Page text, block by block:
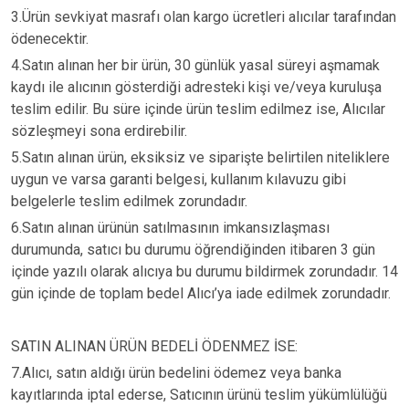
3.Ürün sevkiyat masrafı olan kargo ücretleri alıcılar tarafından
ödenecektir.
4.Satın alınan her bir ürün, 30 günlük yasal süreyi aşmamak
kaydı ile alıcının gösterdiği adresteki kişi ve/veya kuruluşa
teslim edilir. Bu süre içinde ürün teslim edilmez ise, Alıcılar
sözleşmeyi sona erdirebilir.
5.Satın alınan ürün, eksiksiz ve siparişte belirtilen niteliklere
uygun ve varsa garanti belgesi, kullanım kılavuzu gibi
belgelerle teslim edilmek zorundadır.
6.Satın alınan ürünün satılmasının imkansızlaşması
durumunda, satıcı bu durumu öğrendiğinden itibaren 3 gün
içinde yazılı olarak alıcıya bu durumu bildirmek zorundadır. 14
gün içinde de toplam bedel Alıcı’ya iade edilmek zorundadır.
SATIN ALINAN ÜRÜN BEDELİ ÖDENMEZ İSE:
7.Alıcı, satın aldığı ürün bedelini ödemez veya banka
kayıtlarında iptal ederse, Satıcının ürünü teslim yükümlülüğü